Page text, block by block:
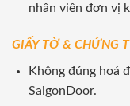
nhân viên đơn vị
GIẤY TỜ & CHỨNG
Không đúng hoá
SaigonDoor.